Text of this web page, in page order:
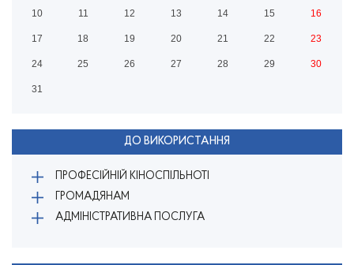
10 11 12 13 14 15 16
17 18 19 20 21 22 23
24 25 26 27 28 29 30
31
ДО ВИКОРИСТАННЯ
ПРОФЕСІЙНІЙ КІНОСПІЛЬНОТІ
ГРОМАДЯНАМ
АДМІНІСТРАТИВНА ПОСЛУГА